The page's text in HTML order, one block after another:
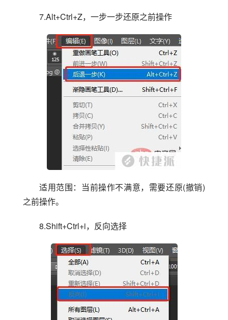
7.Alt+Ctrl+Z，一步一步还原之前操作
适用范围：当前操作不满意，需要还原(撤销)
之前操作。
8.Shift+Ctrl+i，反向选择